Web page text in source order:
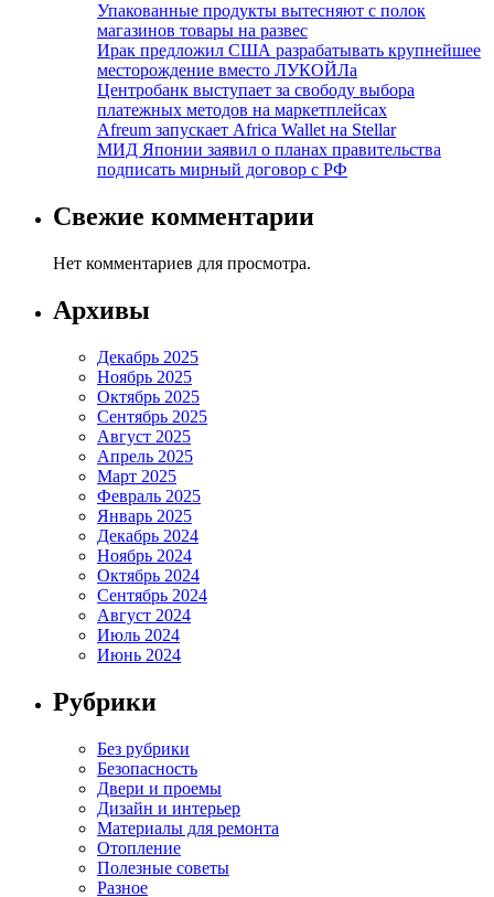
Упакованные продукты вытесняют с полок
магазинов товары на развес
Ирак предложил США разрабатывать крупнейшее
месторождение вместо ЛУКОЙЛа
Центробанк выступает за свободу выбора
платежных методов на маркетплейсах
Afreum запускает Africa Wallet на Stellar
МИД Японии заявил о планах правительства
подписать мирный договор с РФ
Свежие комментарии
Нет комментариев для просмотра.
Архивы
Декабрь 2025
Ноябрь 2025
Октябрь 2025
Сентябрь 2025
Август 2025
Апрель 2025
Март 2025
Февраль 2025
Январь 2025
Декабрь 2024
Ноябрь 2024
Октябрь 2024
Сентябрь 2024
Август 2024
Июль 2024
Июнь 2024
Рубрики
Без рубрики
Безопасность
Двери и проемы
Дизайн и интерьер
Материалы для ремонта
Отопление
Полезные советы
Разное